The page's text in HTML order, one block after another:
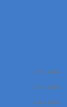
27 jul 2026
17 jul 2026
14 jul 2026